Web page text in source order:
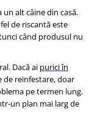
alt câine din casă.
de riscantă este
când produsul nu
Dacă ai purici în
de reinfestare, doar
pe termen lung.
un plan mai larg de